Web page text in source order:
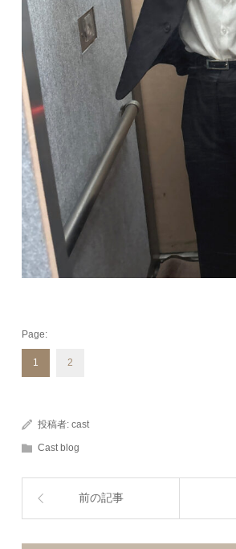
Page:
1 2
投稿者:cast
Cast blog
前の記事